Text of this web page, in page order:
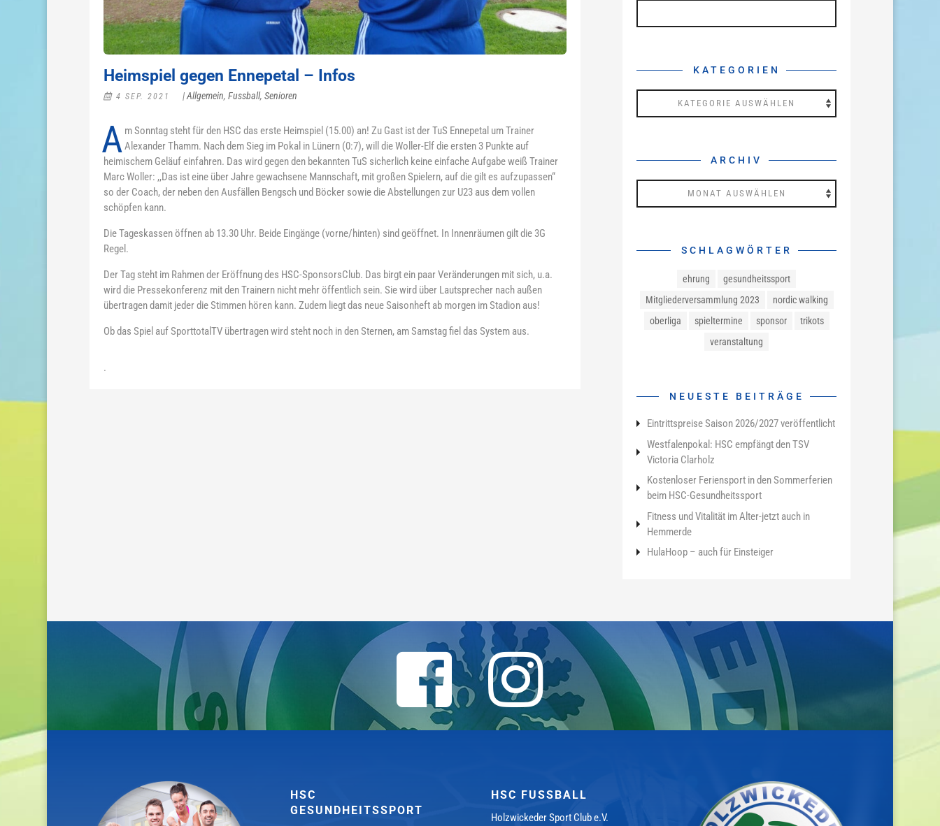
Heimspiel gegen Ennepetal – Infos
4 SEP. 2021 |Allgemein, Fussball, Senioren
A m Sonntag steht für den HSC das erste Heimspiel (15.00) an! Zu Gast ist der TuS Ennepetal um Trainer
Alexander Thamm. Nach dem Sieg im Pokal in Lünern (0:7), will die Woller-Elf die ersten 3 Punkte auf
heimischem Geläuf einfahren. Das wird gegen den bekannten TuS sicherlich keine einfache Aufgabe weiß Trainer
Marc Woller: ,,Das ist eine über Jahre gewachsene Mannschaft, mit großen Spielern, auf die gilt es aufzupassen“
so der Coach, der neben den Ausfällen Bengsch und Böcker sowie die Abstellungen zur U23 aus dem vollen
schöpfen kann.
Die Tageskassen öffnen ab 13.30 Uhr. Beide Eingänge (vorne/hinten) sind geöffnet. In Innenräumen gilt die 3G
Regel.
Der Tag steht im Rahmen der Eröffnung des HSC-SponsorsClub. Das birgt ein paar Veränderungen mit sich, u.a.
wird die Pressekonferenz mit den Trainern nicht mehr öffentlich sein. Sie wird über Lautsprecher nach außen
übertragen damit jeder die Stimmen hören kann. Zudem liegt das neue Saisonheft ab morgen im Stadion aus!
Ob das Spiel auf SporttotalTV übertragen wird steht noch in den Sternen, am Samstag fiel das System aus.
.
KATEGORIEN
ARCHIV
SCHLAGWÖRTER
ehrung
gesundheitssport
Mitgliederversammlung 2023
nordic walking
oberliga
spieltermine sponsor
trikots
veranstaltung
NEUESTE BEITRÄGE
Eintrittspreise Saison 2026/2027 veröffentlicht
Westfalenpokal: HSC empfängt den TSV
Victoria Clarholz
Kostenloser Feriensport in den Sommerferien
beim HSC-Gesundheitssport
Fitness und Vitalität im Alter-jetzt auch in
Hemmerde
HulaHoop – auch für Einsteiger
HSC
GESUNDHEITSSPORT
HSC FUSSBALL
Holzwickeder Sport Club e.V.